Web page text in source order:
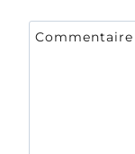
Commentaire